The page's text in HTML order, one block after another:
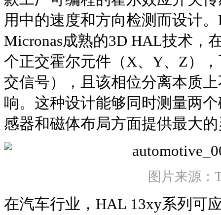
用中的速度和方向检测而设计
Micronas成熟的3D HAL技术，
个正交霍尔元件（X、Y、Z）
交信号），且该相位分离本质
响。这种设计能够同时测量两
感器和磁体布局方面提供最大
图片来源：
在汽车行业，HAL 13xy系列可